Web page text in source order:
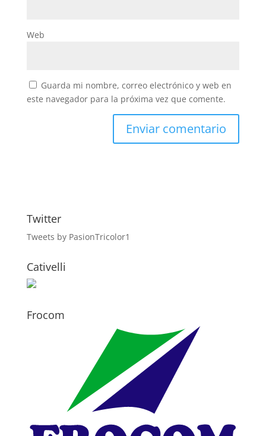
Web
Guarda mi nombre, correo electrónico y web en
este navegador para la próxima vez que comente.
Twitter
Tweets by PasionTricolor1
Cativelli
Frocom